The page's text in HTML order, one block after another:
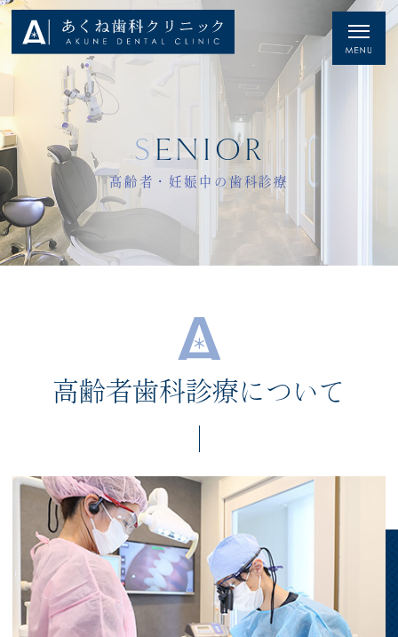
SENIOR
高齢者・妊娠中の歯科診療
高齢者歯科診療について